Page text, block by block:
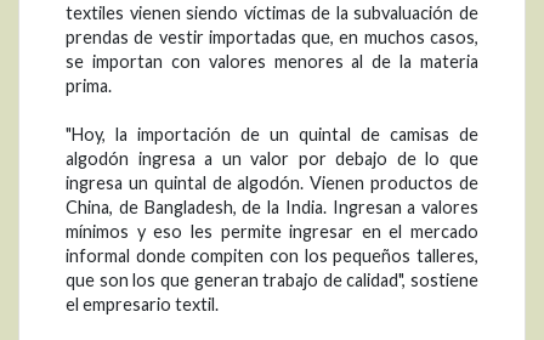
textiles vienen siendo víctimas de la subvaluación de
prendas de vestir importadas que, en muchos casos,
se importan con valores menores al de la materia
prima.
"Hoy, la importación de un quintal de camisas de
algodón ingresa a un valor por debajo de lo que
ingresa un quintal de algodón. Vienen productos de
China, de Bangladesh, de la India. Ingresan a valores
mínimos y eso les permite ingresar en el mercado
informal donde compiten con los pequeños talleres,
que son los que generan trabajo de calidad", sostiene
el empresario textil.